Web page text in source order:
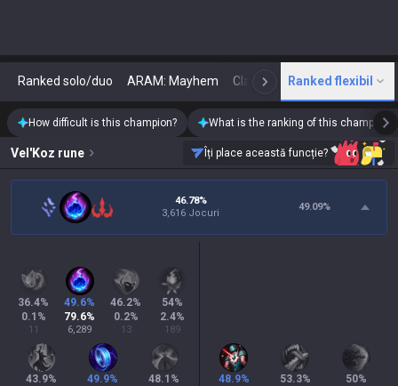
Ranked solo/duo ARAM: Mayhem Clasic Arenă
Ranked flexibil
How difficult is this champion? What is the ranking of this champion?
Vel'Koz rune Îți place această funcție?
46.78%
3,616 Jocuri
49.09%
36.4%
0.1 %
11
49.6%
79.6%
6,289
46.2%
0.2%
13
54%
2.4%
189
43.9%
49.9%
48.1 %
48.9%
53.3%
50%